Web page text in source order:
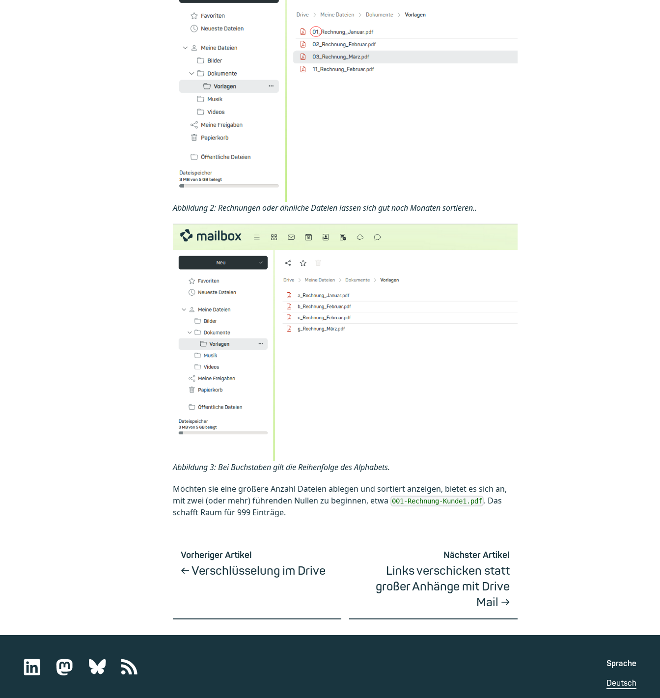
Abbildung 2: Rechnungen oder ähnliche Dateien lassen sich gut nach Monaten sortieren..
Abbildung 3: Bei Buchstaben gilt die Reihenfolge des Alphabets.
Möchten sie eine größere Anzahl Dateien ablegen und sortiert anzeigen, bietet es sich an,
mit zwei (oder mehr) führenden Nullen zu beginnen, etwa 001-Rechnung-Kunde1.pdf . Das
schafft Raum für 999 Einträge.
Vorheriger Artikel
Verschlüsselung im Drive
Nächster Artikel
Links verschicken statt
großer Anhänge mit Drive
Mail
Sprache
Deutsch